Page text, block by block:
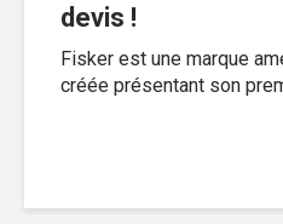
devis !
Fisker est une marque
créée présentant son